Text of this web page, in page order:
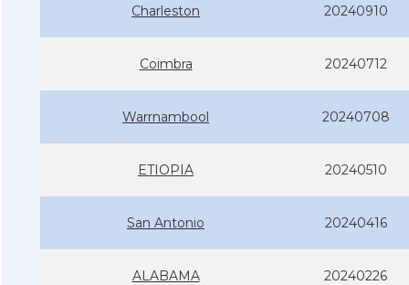
Charleston 20240910
Coimbra 20240712
Warrnambool 20240708
ETIOPIA 20240510
San Antonio 20240416
ALABAMA 20240226